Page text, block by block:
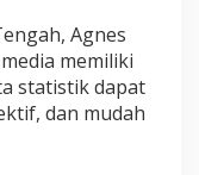
Agnes
memiliki
statistik dapat
dan mudah